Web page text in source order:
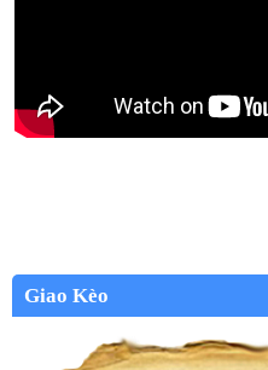
Giao Kèo